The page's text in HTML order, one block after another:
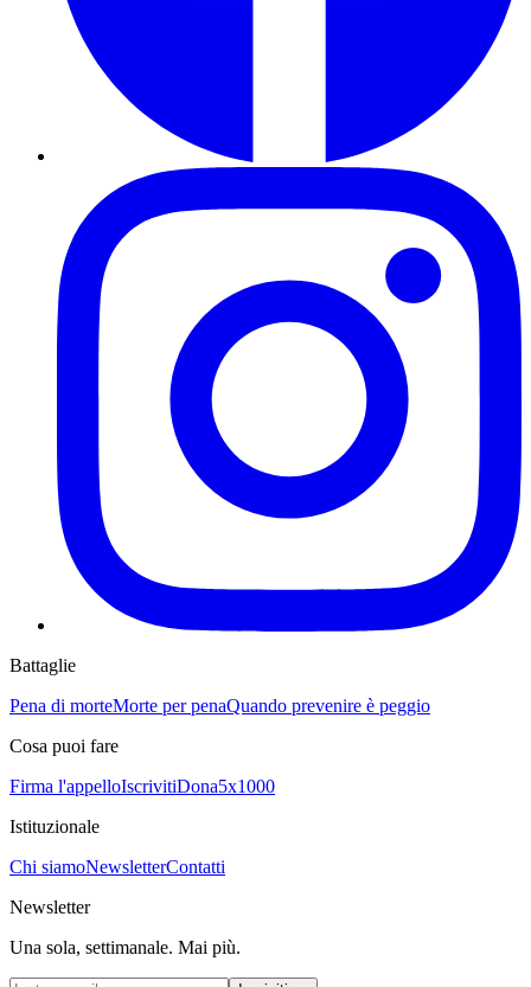
Battaglie
Pena di morteMorte per penaQuando prevenire è peggio
Cosa puoi fare
Firma l'appelloIscrivitiDona5x1000
Istituzionale
Chi siamoNewsletterContatti
Newsletter
Una sola, settimanale. Mai più.